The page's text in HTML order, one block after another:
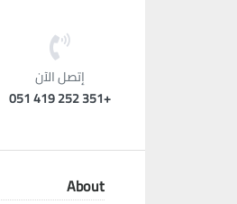
معاً نحو خلق مجتمع مبدع في عالم الأزياء
إتصل الآن
+351 252 419 051
About